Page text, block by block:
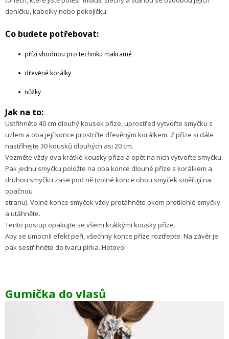
deníčku, kabelky nebo pokojíčku.
Co budete potřebovat:
přízi vhodnou pro techniku makramé
dřevěné korálky
nůžky
Jak na to:
Ustřihněte 40 cm dlouhý kousek příze, uprostřed vytvořte smyčku s
uzlem a oba její konce prostrčte dřevěným korálkem. Z příze si dále
nastříhejte 30 kousků dlouhých asi 20 cm.
Vezměte vždy dva krátké kousky příze a opět na nich vytvořte smyčku.
Pak jednu smyčku položte na oba konce dlouhé příze s korálkem a
druhou smyčku zase pod ně (volné konce obou smyček směřují na
opačnou
stranu). Volné konce smyček vždy protáhněte okem protilehlé smyčky
a utáhněte.
Tento postup opakujte se všemi krátkými kousky příze.
Aby se umocnil efekt peří, všechny konce příze roztřepte. Na závěr je
pak sestřihněte do tvaru pírka. Hotovo!
Gumička do vlasů